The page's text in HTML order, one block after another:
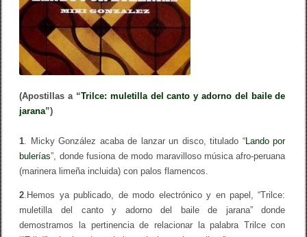
a
l
l
e
o
,
r
í
?
(Apostillas a “Trilce: muletilla del canto y adorno del baile de
jarana”)
1. Micky González acaba de lanzar un disco, titulado “Lando por
bulerías”, donde fusiona de modo maravilloso música afro-peruana
(marinera limeña incluida) con palos flamencos.
2.Hemos ya publicado, de modo electrónico y en papel, “Trilce:
muletilla del canto y adorno del baile de jarana” donde
demostramos la pertinencia de relacionar la palabra Trilce con